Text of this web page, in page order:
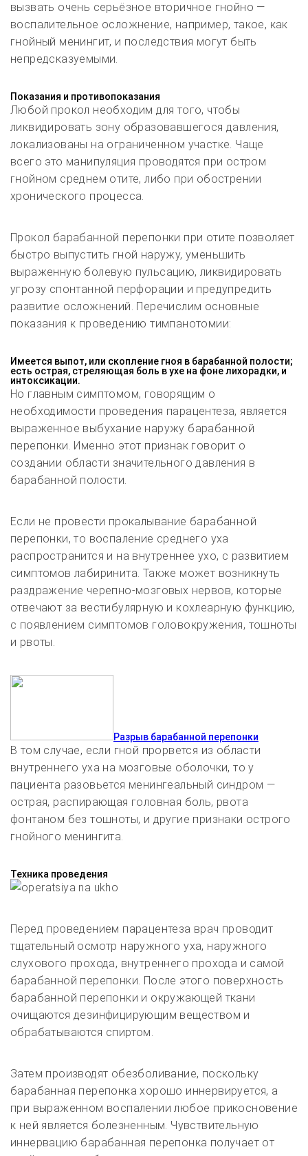
вызвать очень серьёзное вторичное гнойно —
воспалительное осложнение, например, такое, как
гнойный менингит, и последствия могут быть
непредсказуемыми.
Показания и противопоказания
Любой прокол необходим для того, чтобы
ликвидировать зону образовавшегося давления,
локализованы на ограниченном участке. Чаще
всего это манипуляция проводятся при остром
гнойном среднем отите, либо при обострении
хронического процесса.
Прокол барабанной перепонки при отите позволяет
быстро выпустить гной наружу, уменьшить
выраженную болевую пульсацию, ликвидировать
угрозу спонтанной перфорации и предупредить
развитие осложнений. Перечислим основные
показания к проведению тимпанотомии:
Имеется выпот, или скопление гноя в барабанной полости;
есть острая, стреляющая боль в ухе на фоне лихорадки, и
интоксикации.
Но главным симптомом, говорящим о
необходимости проведения парацентеза, является
выраженное выбухание наружу барабанной
перепонки. Именно этот признак говорит о
создании области значительного давления в
барабанной полости.
Если не провести прокалывание барабанной
перепонки, то воспаление среднего уха
распространится и на внутреннее ухо, с развитием
симптомов лабиринита. Также может возникнуть
раздражение черепно-мозговых нервов, которые
отвечают за вестибулярную и кохлеарную функцию,
с появлением симптомов головокружения, тошноты
и рвоты.
Разрыв барабанной перепонки
В том случае, если гной прорвется из области
внутреннего уха на мозговые оболочки, то у
пациента разовьется менингеальный синдром —
острая, распирающая головная боль, рвота
фонтаном без тошноты, и другие признаки острого
гнойного менингита.
Техника проведения
Перед проведением парацентеза врач проводит
тщательный осмотр наружного уха, наружного
слухового прохода, внутреннего прохода и самой
барабанной перепонки. После этого поверхность
барабанной перепонки и окружающей ткани
очищаются дезинфицирующим веществом и
обрабатываются спиртом.
Затем производят обезболивание, поскольку
барабанная перепонка хорошо иннервируется, а
при выраженном воспалении любое прикосновение
к ней является болезненным. Чувствительную
иннервацию барабанная перепонка получает от